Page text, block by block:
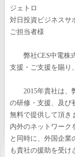
ジェトロ
対日投資ビジネスサ
ご担当者様
弊社CES中電株式
支援・ご支援を賜り
2015年貴社は、弊
の研修・支援、及び
無料で提供して頂き
内外のネットワーク
と同時に、外国企業
も貴社の援助を受け